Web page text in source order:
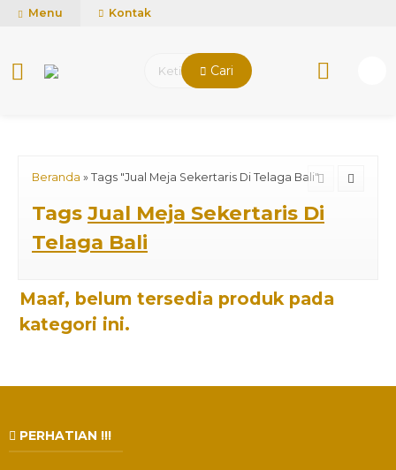
mUCn7CwGawCVTvwq7a99f4AgACOVgZvYEW65FFSDBf0
Menu Kontak
Cari
Beranda » Tags "Jual Meja Sekertaris Di Telaga Bali"
Tags Jual Meja Sekertaris Di
Telaga Bali
Maaf, belum tersedia produk pada
kategori ini.
PERHATIAN !!!